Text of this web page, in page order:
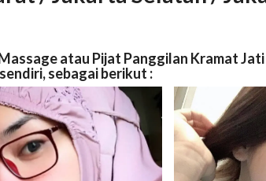
atau Pijat Panggilan Kramat
sebagai berikut :